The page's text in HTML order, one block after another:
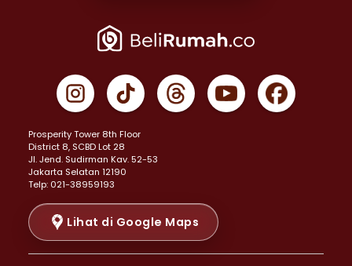
Properti Dijual di Jakarta Pusat >
Properti Dijual di Gambir >
Properti Dijual di Johar Baru >
Properti Dijual di Menteng >
Properti Dijual di Senen >
Properti Dijual di Tanah Abang >
Properti Dijual di Cikini >
Properti Dijual di Kramat >
Properti Dijual di Pasar Baru >
Properti Dijual di Bendungan Hilir >
Prosperity Tower 8th Floor
District 8, SCBD Lot 28
JI. Jend. Sudirman Kav. 52-53
Jakarta Selatan 12190
Telp: 021-38959193
Lihat di Google Maps